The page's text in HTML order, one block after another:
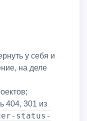
у себя и
на деле
404, 301 из
status-